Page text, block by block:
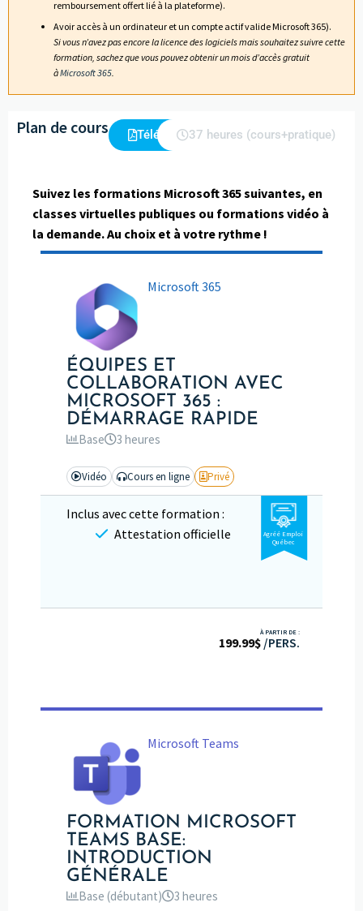
remboursement offert lié à la plateforme).
Avoir accès à un ordinateur et un compte actif valide Microsoft 365).
Si vous n’avez pas encore la licence des logiciels mais souhaitez suivre cette
formation, sachez que vous pouvez obtenir un mois d’accès gratuit
àMicrosoft 365
Plan de cours Télécharger37 heures (cours+pratique)
Suivez les formations Microsoft 365 suivantes, en
classes virtuelles publiques ou formations vidéo à
la demande. Au choix et à votre rythme !
Microsoft 365
ÉQUIPES ET
COLLABORATION AVEC
MICROSOFT 365 :
DÉMARRAGE RAPIDE
Base 3 heures
Vidéo Cours en ligne Privé
Inclus avec cette formation :
Attestation officielle
Agréé Emploi
Québec
À PARTIR DE :
199.99$ /PERS.
Microsoft Teams
FORMATION MICROSOFT
TEAMS BASE:
INTRODUCTION
GÉNÉRALE
Base (débutant) 3 heures